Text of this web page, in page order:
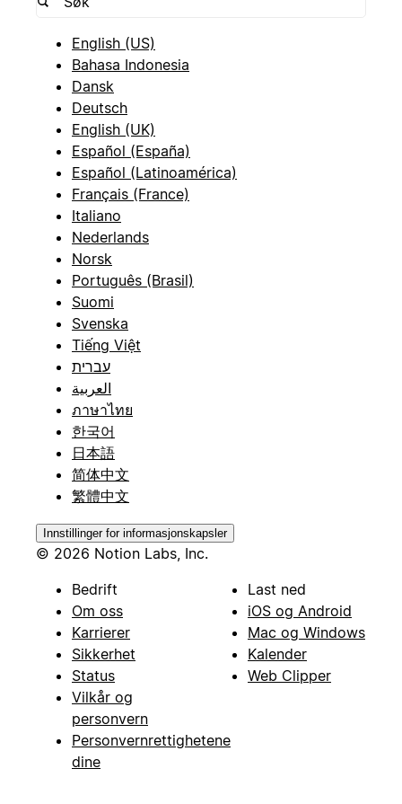
English (US)
Bahasa Indonesia
Dansk
Deutsch
English (UK)
Español (España)
Español (Latinoamérica)
Français (France)
Italiano
Nederlands
Norsk
Português (Brasil)
Suomi
Svenska
Tiếng Việt
עברית
العربية
ภาษาไทย
한국어
日本語
简体中文
繁體中文
Innstillinger for informasjonskapsler
© 2026 Notion Labs, Inc.
Bedrift
Om oss
Karrierer
Sikkerhet
Status
Vilkår og
personvern
Personvernrettighetene
dine
Last ned
iOS og Android
Mac og Windows
Kalender
Web Clipper